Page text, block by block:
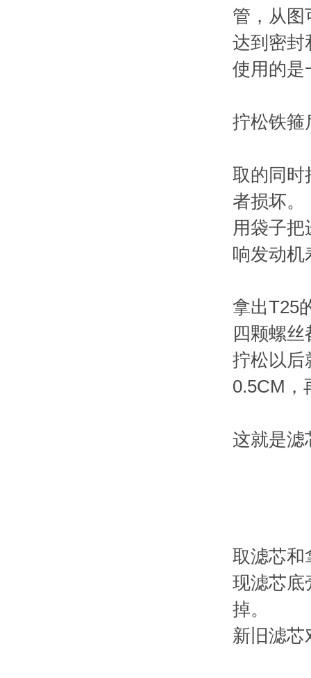
管，从图
达到密封
使用的是
拧松铁箍
取的同时
者损坏。
用袋子
响发动机
拿出T25
四颗螺
拧松以后
0.5CM，
这就是
取滤芯和
现滤芯底
掉。
新旧滤芯